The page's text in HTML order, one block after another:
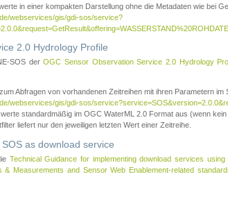
in einer kompakten Darstellung ohne die Metadaten wie bei
webservices/gis/gdi-sos/service?
2.0 Hydrology Profile
SOS derOGC Sensor Observation Service 2.0 Hydrology
Abfragen von vorhandenen Zeitreihen mit ihren Parametern im
webservices/gis/gdi-sos/
standardmäßig im OGC WaterML 2.0 Format aus (wenn kein
liefert nur den jeweiligen letzten Wert einer Zeitreihe.
as download service
Technical Guidance for implementing download services
Measurements and Sensor Web Enablement-related